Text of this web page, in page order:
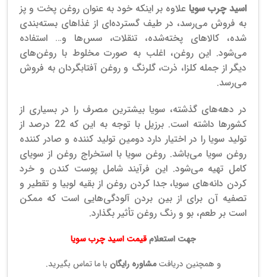
اسید چرب سویا علاوه بر اینکه خود به عنوان روغن پخت و پز
به فروش می‌رسد، در طیف گسترده‌ای از غذاهای بسته‌بندی
شده، کالاهای پخته‌شده، تنقلات، سس‌ها و… استفاده
می‌شود. این روغن، اغلب به صورت مخلوط با روغن‌های
دیگر از جمله کلزا، ذرت، گلرنگ و روغن آفتابگردان به فروش
می‌رسد.
در دهه‌های گذشته، سویا بیشترین مصرف را در بسیاری از
کشورها داشته است. برزیل با توجه به این که 22 درصد از
تولید سویا را در اختیار دارد دومین تولید کننده و صادر کننده
روغن سویا می‌باشد. روغن سویا با استخراج روغن از سویای
کامل تهیه می‌شود. این فرآیند شامل پوست کندن و خرد
کردن دانه‌های سویا، جدا کردن روغن از بقیه لوبیا و تقطیر و
تصفیه آن برای از بین بردن آلودگی‌هایی است که ممکن
است بر طعم، بو و رنگ روغن تأثیر بگذارد.
جهت استعلامقیمت اسید چرب سویا
و همچنین دریافتمشاوره رایگان با ما تماس بگیرید.